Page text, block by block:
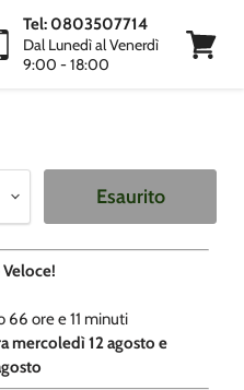
Tel: 0803507714
Dal Lunedì al Venerdì
9:00 - 18:00
Esaurito
66 ore e11 minuti
mercoledì 12 agosto e